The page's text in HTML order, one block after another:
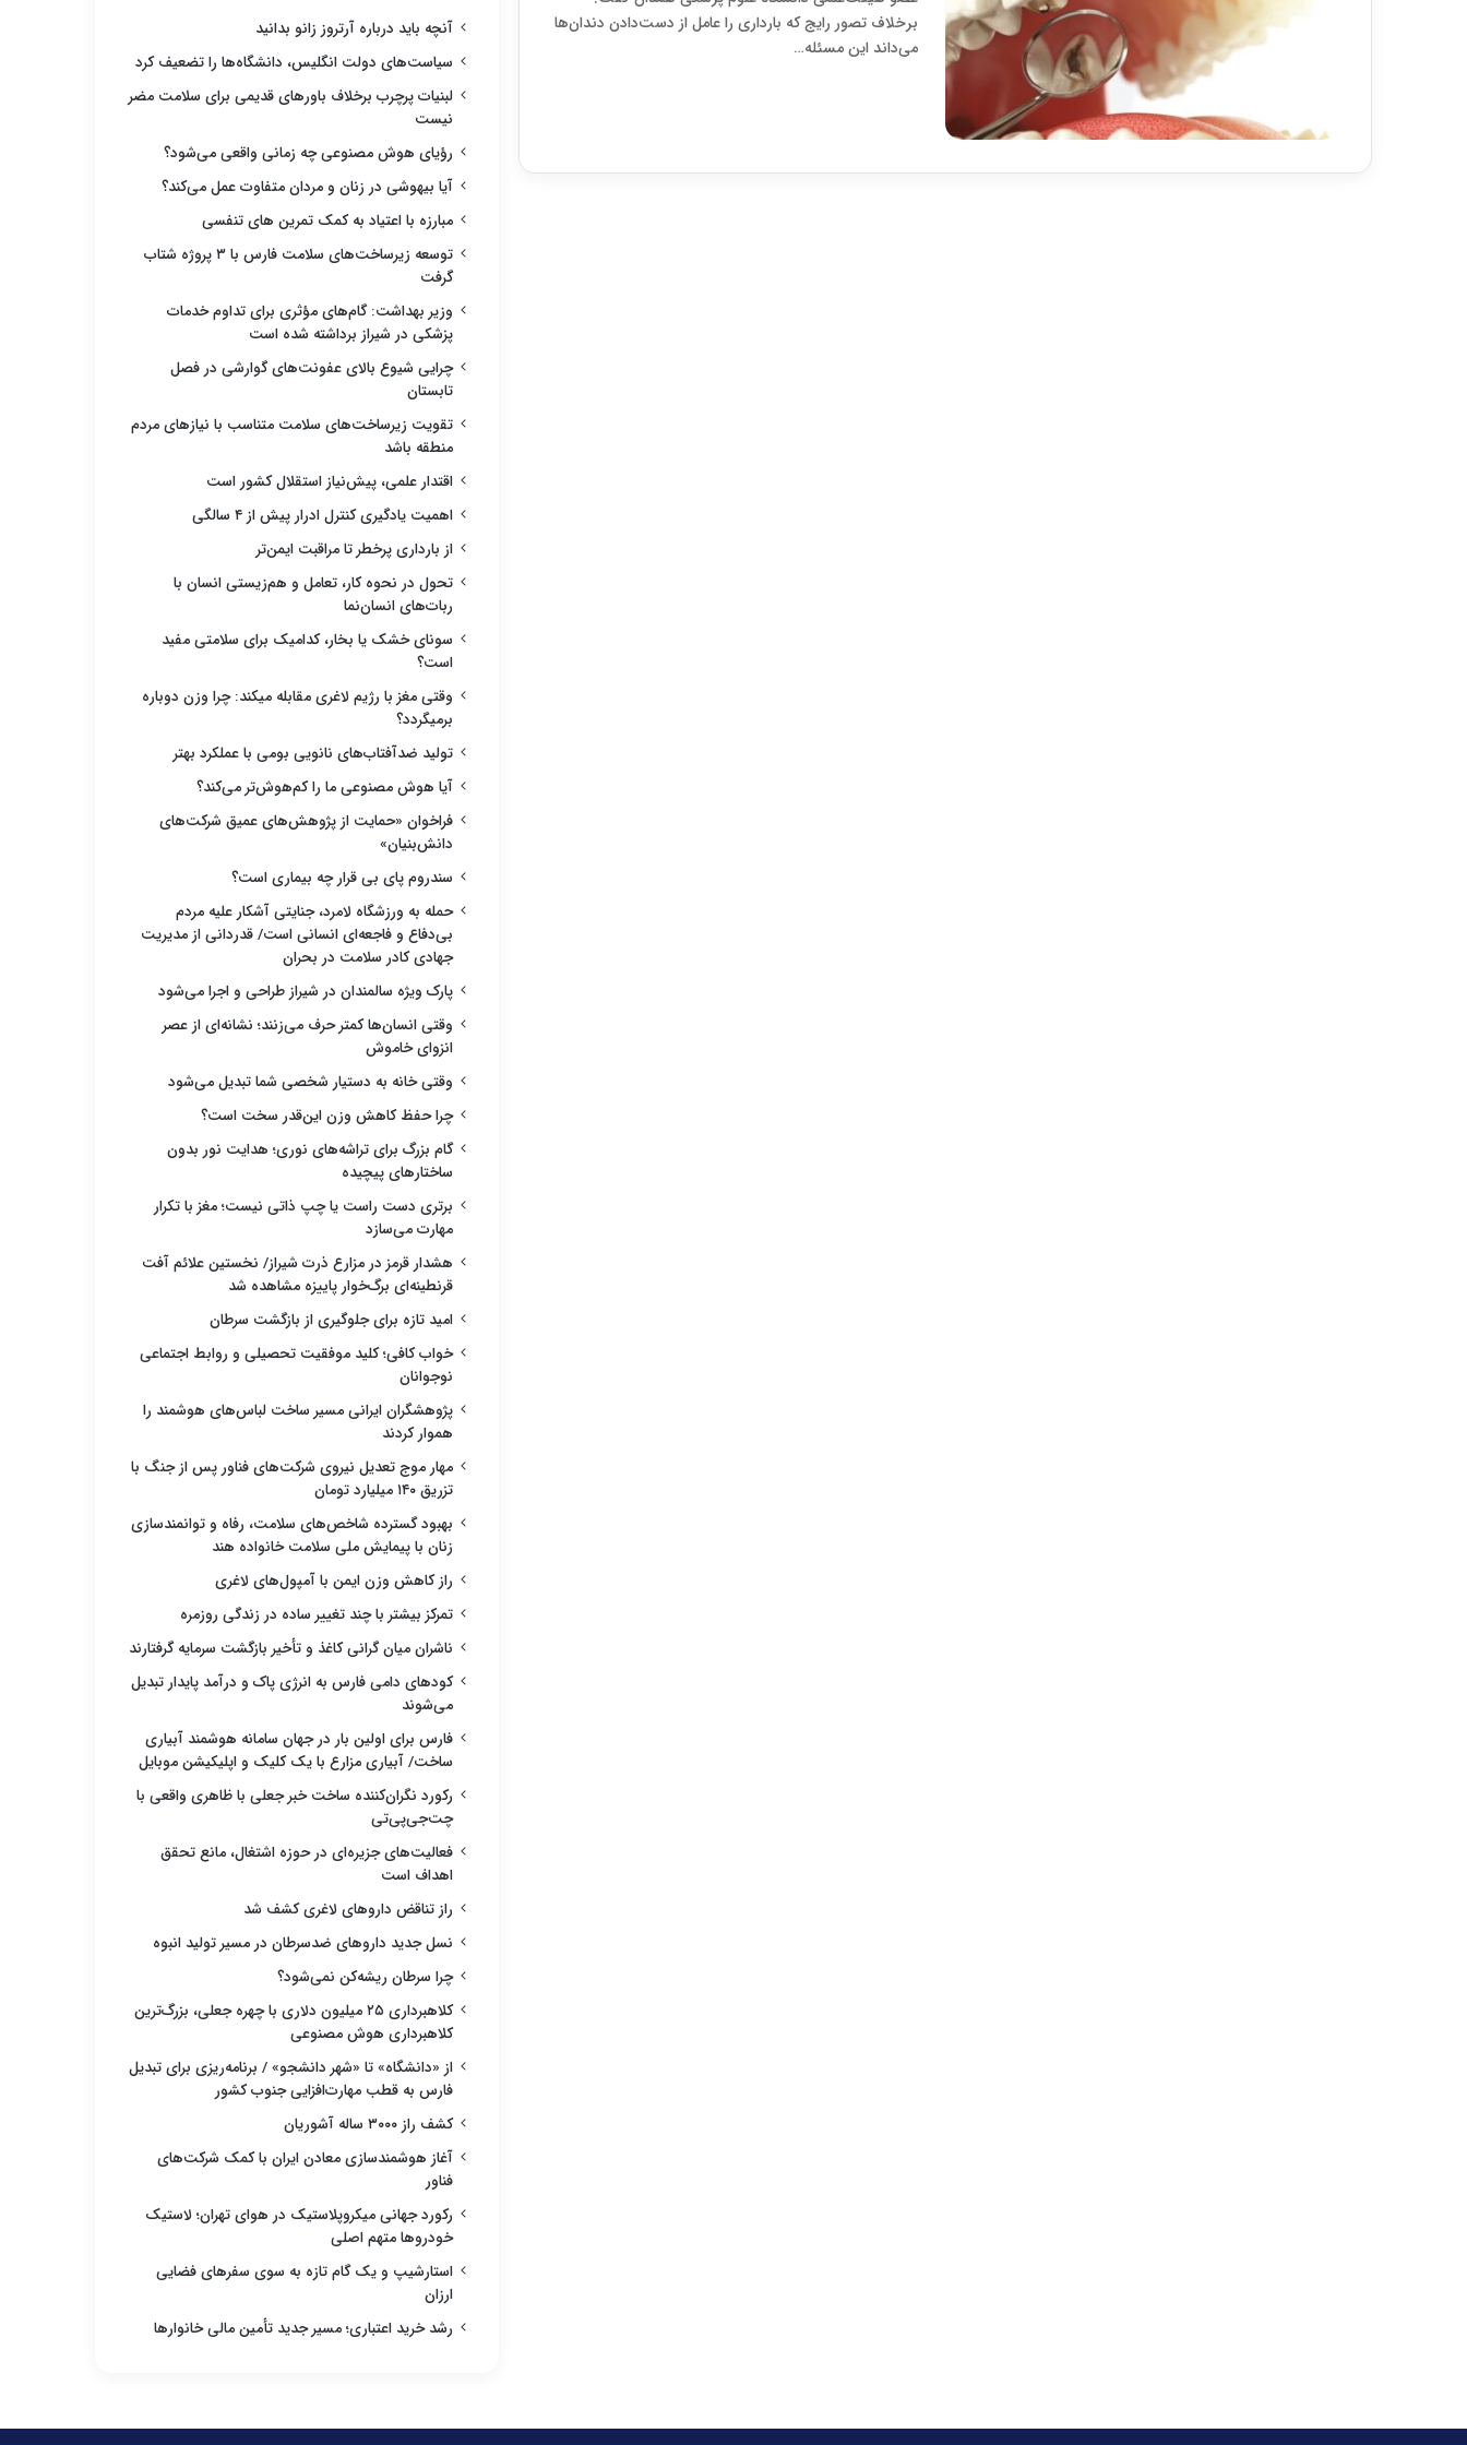
برخلاف تصور رایج که بارداری را عامل از دست‌دادن دندان‌ها
می‌داند این مسئله…
آنچه باید درباره آرتروز زانو بدانید
سیاست‌های دولت انگلیس، دانشگاه‌ها را تضعیف کرد
لبنیات پرچرب برخلاف باورهای قدیمی برای سلامت مضر
نیست
رؤیای هوش مصنوعی چه زمانی واقعی می‌شود؟
آیا بیهوشی در زنان و مردان متفاوت عمل می‌کند؟
مبارزه با اعتیاد به کمک تمرین های تنفسی
توسعه زیرساخت‌های سلامت فارس با ۳ پروژه شتاب
گرفت
وزیر بهداشت: گام‌های مؤثری برای تداوم خدمات
پزشکی در شیراز برداشته شده است
چرایی شیوع بالای عفونت‌های گوارشی در فصل
تابستان
تقویت زیرساخت‌های سلامت متناسب با نیازهای مردم
منطقه باشد
اقتدار علمی، پیش‌نیاز استقلال کشور است
اهمیت یادگیری کنترل ادرار پیش از ۴ سالگی
از بارداری پرخطر تا مراقبت ایمن‌تر
تحول در نحوه کار، تعامل و هم‌زیستی انسان با
ربات‌های انسان‌نما
سونای خشک یا بخار، کدامیک برای سلامتی مفید
است؟
وقتی مغز با رژیم لاغری مقابله میکند: چرا وزن دوباره
برمیگردد؟
تولید ضدآفتاب‌های نانویی بومی با عملکرد بهتر
آیا هوش مصنوعی ما را کم‌هوش‌تر می‌کند؟
فراخوان «حمایت از پژوهش‌های عمیق شرکت‌های
دانش‌بنیان»
سندروم پای بی قرار چه بیماری است؟
حمله به ورزشگاه لامرد، جنایتی آشکار علیه مردم
بی‌دفاع و فاجعه‌ای انسانی است/ قدردانی از مدیریت
جهادی کادر سلامت در بحران
پارک ویژه سالمندان در شیراز طراحی و اجرا می‌شود
وقتی انسان‌ها کمتر حرف می‌زنند؛ نشانه‌ای از عصر
انزوای خاموش
وقتی خانه به دستیار شخصی شما تبدیل می‌شود
چرا حفظ کاهش وزن این‌قدر سخت است؟
گام بزرگ برای تراشه‌های نوری؛ هدایت نور بدون
ساختارهای پیچیده
برتری دست راست یا چپ ذاتی نیست؛ مغز با تکرار
مهارت می‌سازد
هشدار قرمز در مزارع ذرت شیراز/ نخستین علائم آفت
قرنطینه‌ای برگ‌خوار پاییزه مشاهده شد
امید تازه برای جلوگیری از بازگشت سرطان
خواب کافی؛ کلید موفقیت تحصیلی و روابط اجتماعی
نوجوانان
پژوهشگران ایرانی مسیر ساخت لباس‌های هوشمند را
هموار کردند
مهار موج تعدیل نیروی شرکت‌های فناور پس از جنگ با
تزریق ۱۴۰ میلیارد تومان
بهبود گسترده شاخص‌های سلامت، رفاه و توانمندسازی
زنان با پیمایش ملی سلامت خانواده هند
راز کاهش وزن ایمن با آمپول‌های لاغری
تمرکز بیشتر با چند تغییر ساده در زندگی روزمره
ناشران میان گرانی کاغذ و تأخیر بازگشت سرمایه گرفتارند
کودهای دامی فارس به انرژی پاک و درآمد پایدار تبدیل
می‌شوند
فارس برای اولین بار در جهان سامانه هوشمند آبیاری
ساخت/ آبیاری مزارع با یک کلیک و اپلیکیشن موبایل
رکورد نگران‌کننده ساخت خبر جعلی با ظاهری واقعی با
چت‌جی‌پی‌تی
فعالیت‌های جزیره‌ای در حوزه اشتغال، مانع تحقق
اهداف است
راز تناقض داروهای لاغری کشف شد
نسل جدید داروهای ضدسرطان در مسیر تولید انبوه
چرا سرطان ریشه‌کن نمی‌شود؟
کلاهبرداری ۲۵ میلیون دلاری با چهره جعلی، بزرگ‌ترین
کلاهبرداری هوش مصنوعی
از «دانشگاه» تا «شهر دانشجو» / برنامه‌ریزی برای تبدیل
فارس به قطب مهارت‌افزایی جنوب کشور
کشف راز ۳۰۰۰ ساله آشوریان
آغاز هوشمندسازی معادن ایران با کمک شرکت‌های
فناور
رکورد جهانی میکروپلاستیک در هوای تهران؛ لاستیک
خودروها متهم اصلی
استارشیپ و یک گام تازه به سوی سفرهای فضایی
ارزان
رشد خرید اعتباری؛ مسیر جدید تأمین مالی خانوارها